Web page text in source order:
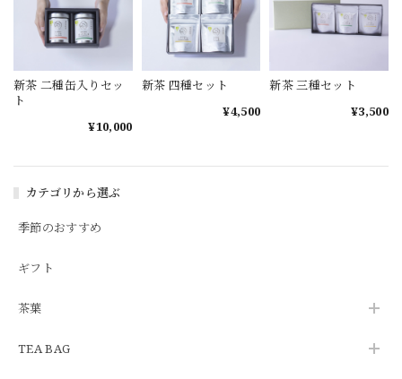
カテゴリから選ぶ
季節のおすすめ
ギフト
茶葉
TEA BAG
新茶 二種缶入りセッ
ト
¥10,000
新茶 四種セット
¥4,500
新茶 三種セット
¥3,500